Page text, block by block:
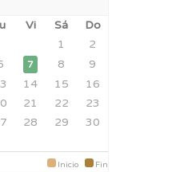
Vi Sá
Do
1
2
7 8
9
14 15
16
21 22
23
28 29
30
Inicio Fin